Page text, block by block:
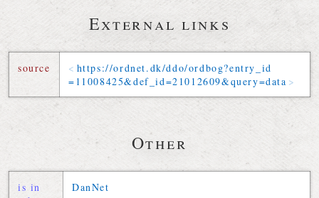
External links
source https://ordnet.dk/ddo/ordbog?entry_id
=11008425&def_id=21012609&query=data
Other
is in
DanNet